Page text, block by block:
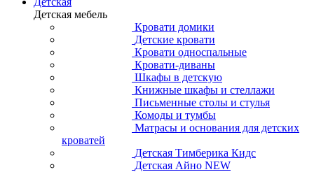
Детская мебель
Кровати домики
Детские кровати
Кровати односпальные
Кровати-диваны
Шкафы в детскую
Книжные шкафы и стеллажи
Письменные столы и стулья
Комоды и тумбы
Матрасы и основания для детских
кроватей
Детская Тимберика Кидс
Детская Айно NEW